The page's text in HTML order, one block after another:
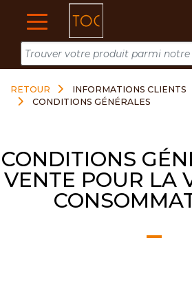
RETOUR
INFORMATIONS CLIENTS
CONDITIONS GÉNÉRALES
CONDITIONS
VENTE POUR LA
Cookies management panel